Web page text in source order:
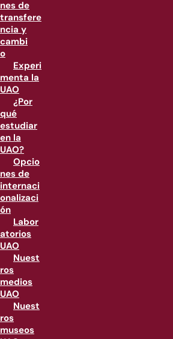
nes de
transfere
ncia y
cambi
o
Experi
menta la
UAO
¿Por
qué
estudiar
en la
UAO?
Opcio
nes de
internaci
onalizaci
ón
Labor
atorios
UAO
Nuest
ros
medios
UAO
Nuest
ros
museos